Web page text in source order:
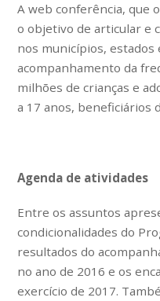
A web conferência, que
o objetivo de articular e
nos municípios, estados
acompanhamento da
milhões de crianças e
a 17 anos, beneficiários
Agenda de atividades
Entre os assuntos
condicionalidades do
resultados do
no ano de 2016 e os
exercício de 2017.